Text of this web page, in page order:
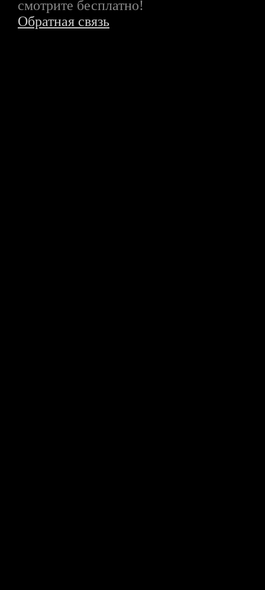
смотрите бесплатно!
Обратная связь